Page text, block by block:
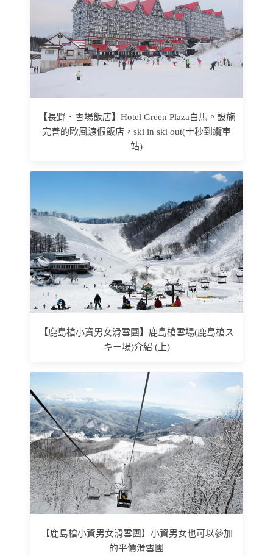
【長野．雪場飯店】Hotel Green Plaza白馬。設施
完善的歐風渡假飯店，ski in ski out(十秒到纜車
站)
【鹿島槍小資男女滑雪團】鹿島槍雪場(鹿島槍ス
キー場)介紹 (上)
【鹿島槍小資男女滑雪團】小資男女也可以參加
的平價滑雪團